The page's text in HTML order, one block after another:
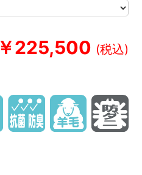
￥225,500